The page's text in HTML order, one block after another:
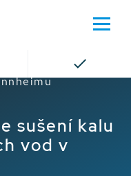
sušení kalu v
sušení kalu
vod v